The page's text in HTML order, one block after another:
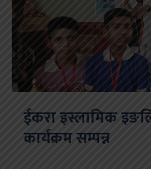
ईकरा इस्लामिक
कार्यक्रम सम्पन्न